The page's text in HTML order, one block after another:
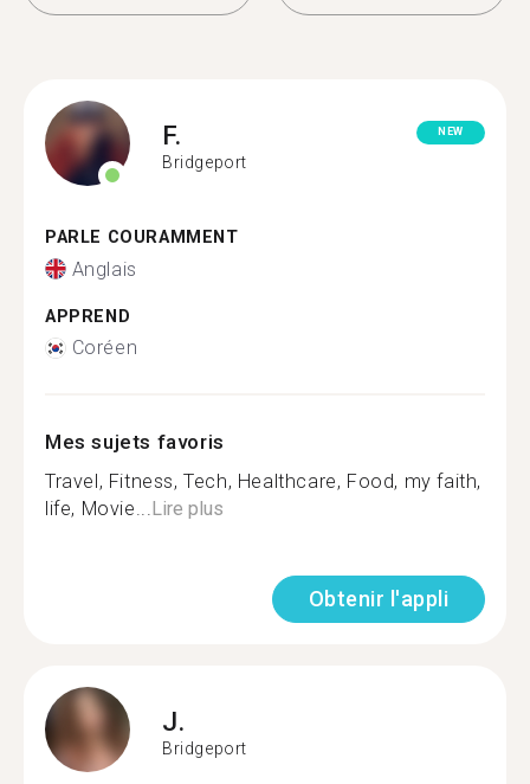
F.
Bridgeport
NEW
PARLE COURAMMENT
Anglais
APPREND
Coréen
Mes sujets favoris
Travel, Fitness, Tech, Healthcare, Food, my faith,
life, Movie...Lire plus
Obtenir l'appli
J.
Bridgeport